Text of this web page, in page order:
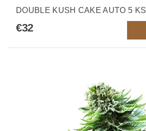
DOUBLE KUSH CAKE AUTO 5 KS
€32